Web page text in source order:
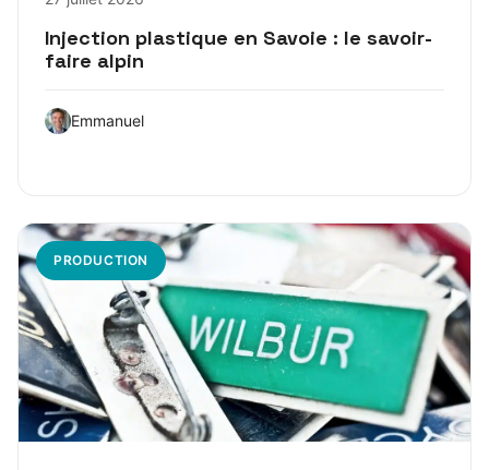
Injection plastique en Savoie : le savoir-
faire alpin
Emmanuel
PRODUCTION